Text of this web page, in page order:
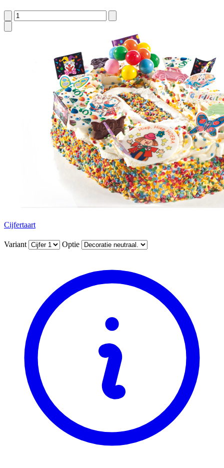
Cijfertaart
Variant Optie